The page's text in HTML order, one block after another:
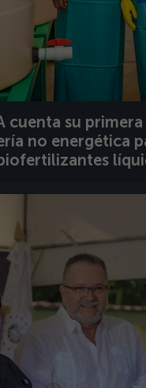
cuenta su
no energética